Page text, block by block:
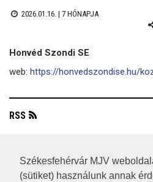
Székesfehérvár MJV
(sütiket) használunk annak
2026.01.16. | 7 HÓNAPJA
Honvéd Szondi SE
web: https://honvedszondise.hu/
RSS
JOGI NYILATKOZAT